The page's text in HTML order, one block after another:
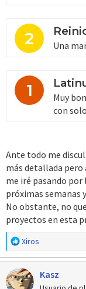
2 Una
1
Muy
con
Ante todo me
más detallada
me iré pasando por
próximas semanas
No obstante, no
proyectos en esta
R
e
a
c
c
Xiros
Kasz